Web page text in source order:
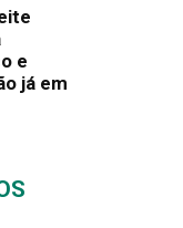
e
já em